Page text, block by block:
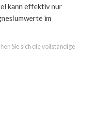
kann effektiv nur
im
Sie sich die vollständige